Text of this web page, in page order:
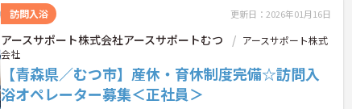
訪問入浴 更新日：2026年01月16日
アースサポート株式会社アースサポートむつ
アースサポート株式
会社
【青森県／むつ市】産休・育休制度完備☆訪問入
浴オペレーター募集＜正社員＞